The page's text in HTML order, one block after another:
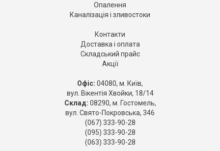
Опалення
Каналізація і зливостоки
Контакти
Доставка і оплата
Складський прайс
Акції
Офіс: 04080, м. Київ,
вул. Вікентія Хвойки, 18/14
Склад: 08290, м. Гостомель,
вул. Свято-Покровська, 346
(067) 333-90-28
(095) 333-90-28
(063) 333-90-28